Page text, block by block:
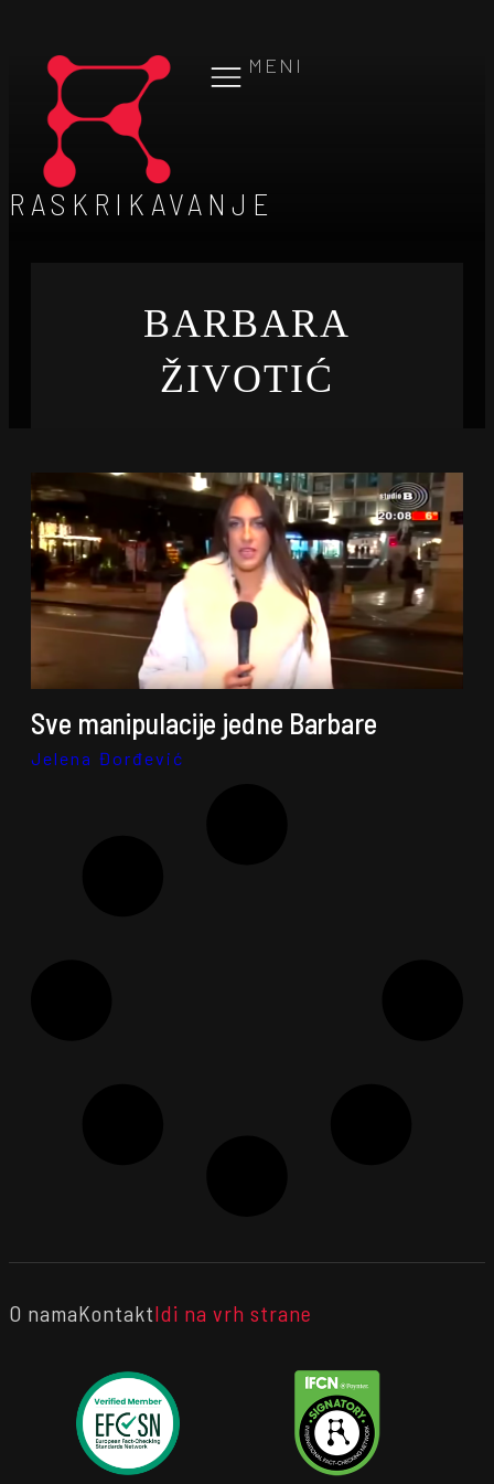
MENI
RASKRIKAVANJE
BARBARA
ŽIVOTIĆ
Sve manipulacije jedne Barbare
Jelena Đorđević
O namaKontaktIdi na vrh strane